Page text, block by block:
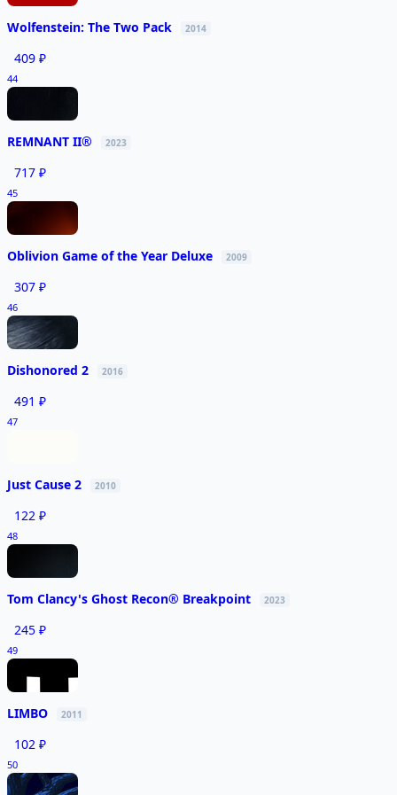
Wolfenstein: The Two Pack 2014
409 ₽
44
REMNANT II® 2023
717 ₽
45
Oblivion Game of the Year Deluxe 2009
307 ₽
46
Dishonored 2 2016
491 ₽
47
Just Cause 2 2010
122 ₽
48
Tom Clancy's Ghost Recon® Breakpoint 2023
245 ₽
49
LIMBO 2011
102 ₽
50